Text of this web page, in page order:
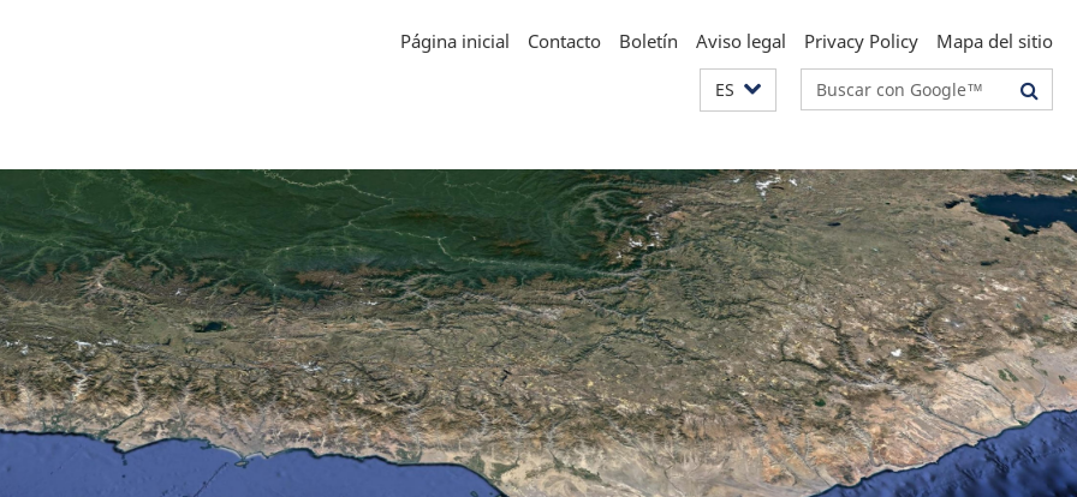
Página inicial Contacto Boletín Aviso legal Privacy Policy Mapa del sitio
ES Suchbegriffe